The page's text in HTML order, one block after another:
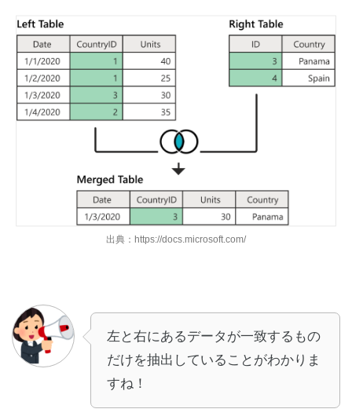
出典：https://docs.microsoft.com/
左と右にあるデータが一致するもの
だけを抽出していることがわかりま
すね！